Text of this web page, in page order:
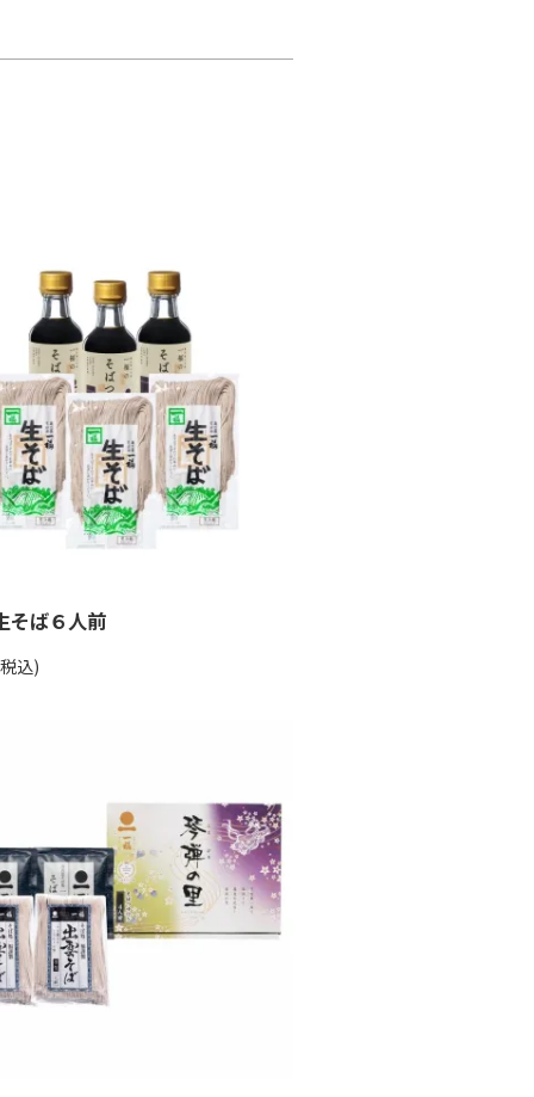
そば６人前
込)